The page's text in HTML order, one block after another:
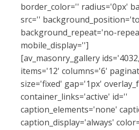
border_color='' radius='0px'
src=''
background_repeat='no-
mobile_display='']
[av_masonry_gallery
items='12' columns='6'
size='fixed' gap='1px'
container_links='active' id=''
caption_elements='none'
caption_display='always'